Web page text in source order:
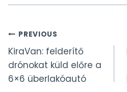
Bejegyzés
navigáció
PREVIOUS
KiraVan: felderítő
drónokat küld előre a
6×6 überlakóautó